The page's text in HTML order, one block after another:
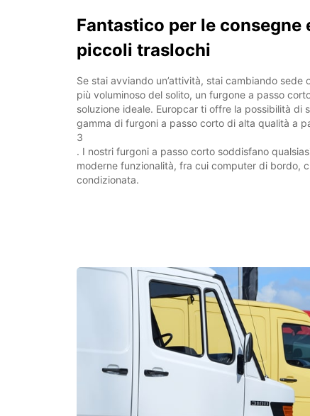
Fantastico per le consegne
piccoli traslochi
Se stai avviando un’attività, stai cambiando sede
più voluminoso del solito, un furgone a passo
soluzione ideale. Europcar ti offre la possibilità di
gamma di furgoni a passo corto di alta qualità a
3
. I nostri furgoni a passo corto soddisfano
moderne funzionalità, fra cui computer di bordo,
condizionata.